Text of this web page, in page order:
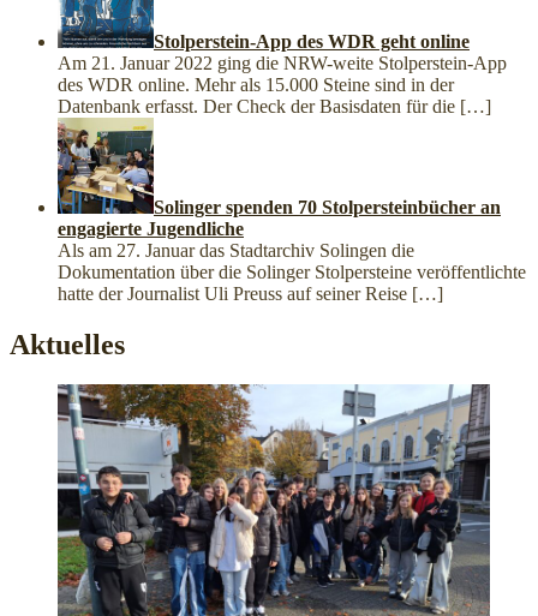
Stolperstein-App des WDR geht online
Am 21. Januar 2022 ging die NRW-weite Stolperstein-App
des WDR online. Mehr als 15.000 Steine sind in der
Datenbank erfasst. Der Check der Basisdaten für die […]
Solinger spenden 70 Stolpersteinbücher an
engagierte Jugendliche
Als am 27. Januar das Stadtarchiv Solingen die
Dokumentation über die Solinger Stolpersteine veröffentlichte
hatte der Journalist Uli Preuss auf seiner Reise […]
Aktuelles